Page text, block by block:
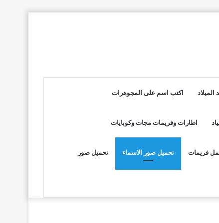
اكتب اسم على المجوهرات
اطارات وفريمات مجات وكوبايات
فريمات تحميل صور الاسماء تحميل صور